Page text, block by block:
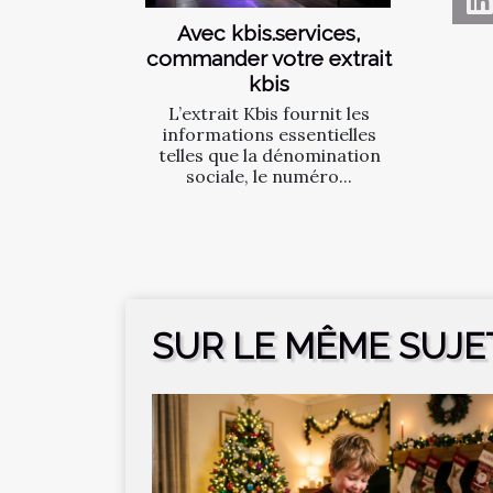
Avec kbis.services,
commander votre extrait
kbis
L’extrait Kbis fournit les
informations essentielles
telles que la dénomination
sociale, le numéro...
SUR LE MÊME